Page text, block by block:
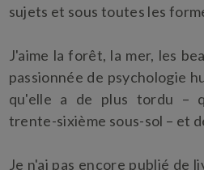
sujets et sous toutes les
J'aime la forêt, la mer, les
passionnée de psychologie
qu'elle a de plus tordu –
trente-sixième sous-sol – et
Je n'ai pas encore publié de